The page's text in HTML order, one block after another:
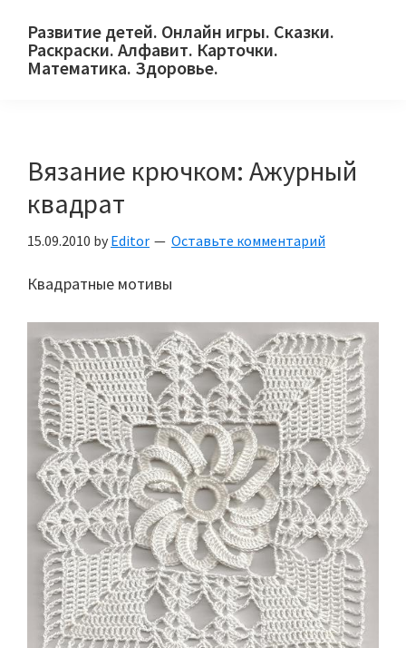
primary
main
primary
Развитие детей. Онлайн игры. Сказки.
Раскраски. Алфавит. Карточки.
Математика. Здоровье.
и
их
родителей.
Вязание крючком: Ажурный
квадрат
15.09.2010 by Editor Оставьте комментарий
Квадратные мотивы